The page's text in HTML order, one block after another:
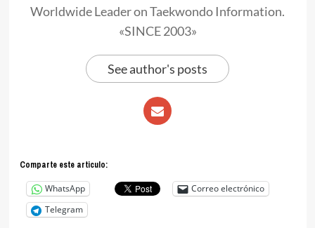
Worldwide Leader on Taekwondo Information.
«SINCE 2003»
See author's posts
Comparte este articulo:
WhatsApp
Correo electrónico
Telegram